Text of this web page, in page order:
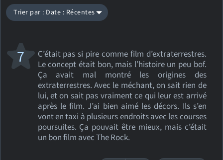
Trier par : Date : Récentes
C’était pas si pire comme film d’extraterrestres.
Le concept était bon, mais l’histoire un peu bof.
Ça avait mal montré les origines des
extraterrestres. Avec le méchant, on sait rien de
lui, et on sait pas vraiment ce qui leur est arrivé
après le film. J’ai bien aimé les décors. Ils s’en
vont en taxi à plusieurs endroits avec les courses
poursuites. Ça pouvait être mieux, mais c’était
un bon film avec The Rock.
7